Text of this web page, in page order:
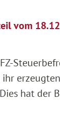
vom
hat der